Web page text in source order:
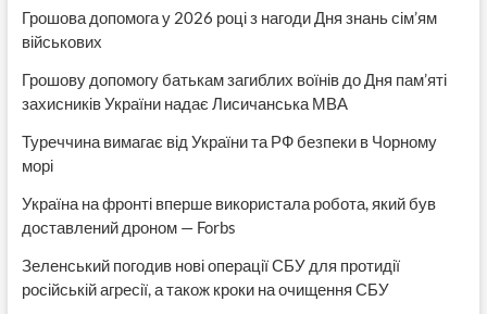
Грошова допомога у 2026 році з нагоди Дня знань сім’ям
військових
Грошову допомогу батькам загиблих воїнів до Дня пам’яті
захисників України надає Лисичанська МВА
Туреччина вимагає від України та РФ безпеки в Чорному
морі
Україна на фронті вперше використала робота, який був
доставлений дроном — Forbs
Зеленський погодив нові операції СБУ для протидії
російській агресії, а також кроки на очищення СБУ